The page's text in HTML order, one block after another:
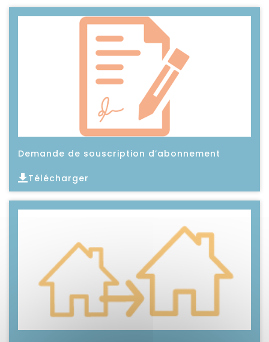
Demande de souscription d’abonnement
Télécharger
Lire l'article